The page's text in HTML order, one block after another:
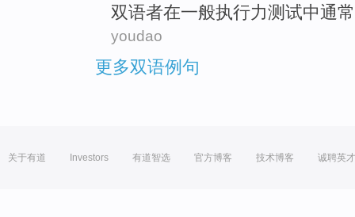
双语者在一般执行力测试中通常
youdao
更多双语例句
关于有道 Investors 有道智选 官方博客 技术博客 诚聘英才